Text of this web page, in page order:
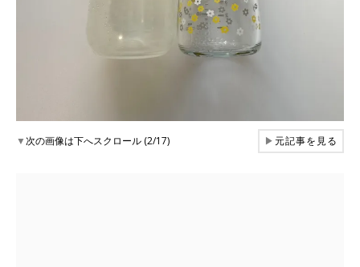
▼次の画像は下へスクロール (2/17) ▶元記事を見る